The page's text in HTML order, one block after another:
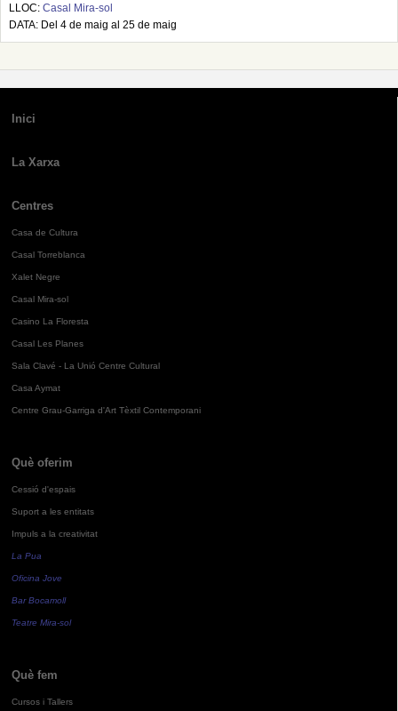
LLOC: Casal Mira-sol
DATA: Del 4 de maig al 25 de maig
Inici
La Xarxa
Centres
Casa de Cultura
Casal Torreblanca
Xalet Negre
Casal Mira-sol
Casino La Floresta
Casal Les Planes
Sala Clavé - La Unió Centre Cultural
Casa Aymat
Centre Grau-Garriga d'Art Tèxtil Contemporani
Què oferim
Cessió d'espais
Suport a les entitats
Impuls a la creativitat
La Pua
Oficina Jove
Bar Bocamoll
Teatre Mira-sol
Què fem
Cursos i Tallers